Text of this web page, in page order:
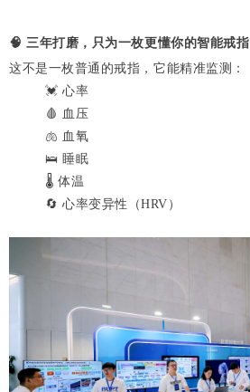
🧠三年打磨，只为一枚更懂你的智能戒指
这不是一枚普通的戒指，它能精准监测：
💓 心率
🩸 血压
🫁 血氧
🛌 睡眠
🌡 体温
🔄 心率变异性（HRV）